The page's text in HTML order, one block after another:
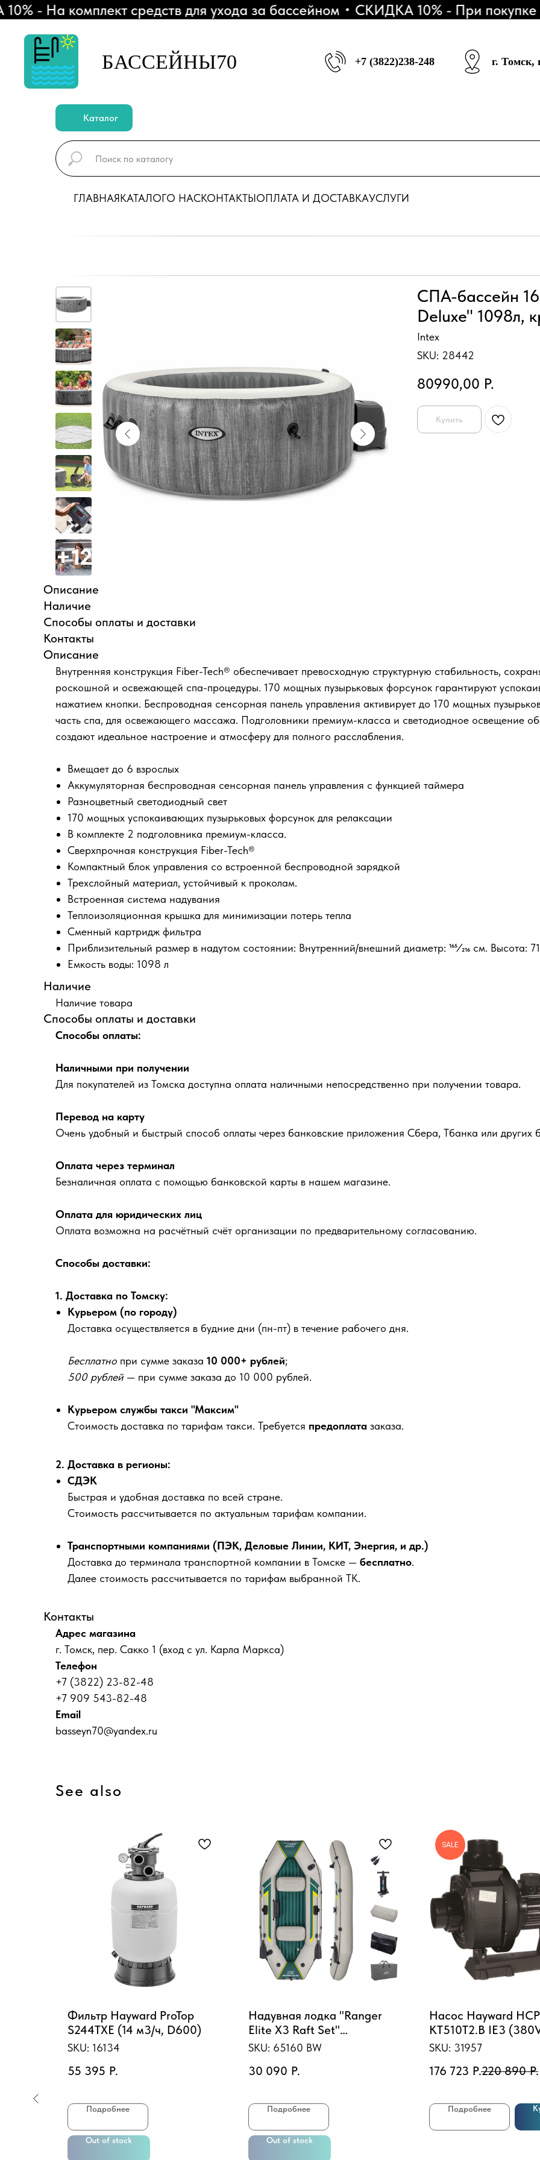
На комплект средств для ухода за бассейном СКИДКА 10% - При покупке 3
БАССЕЙНЫ70 +7 (3822)238-248 г. Томск,
Каталог
ГЛАВНАЯКАТАЛОГО НАСКОНТАКТЫОПЛАТА И ДОСТАВКАУСЛУГИ
СПА-бассейн
Deluxe" 1098л,
Intex
SKU: 28442
80990,00 Р.
Купить
Описание
Наличие
Способы оплаты и доставки
Контакты
Описание
Внутренняя конструкция Fiber-Tech® обеспечивает превосходную структурную стабильность,
роскошной и освежающей спа-процедуры. 170 мощных пузырьковых форсунок гарантируют
нажатием кнопки. Беспроводная сенсорная панель управления активирует до 170 мощных
часть спа, для освежающего массажа. Подголовники премиум-класса и светодиодное освещение
создают идеальное настроение и атмосферу для полного расслабления.
Вмещает до 6 взрослых
Аккумуляторная беспроводная сенсорная панель управления с функцией таймера
Разноцветный светодиодный свет
170 мощных успокаивающих пузырьковых форсунок для релаксации
В комплекте 2 подголовника премиум-класса.
Сверхпрочная конструкция Fiber-Tech®
Компактный блок управления со встроенной беспроводной зарядкой
Трехслойный материал, устойчивый к проколам.
Встроенная система надувания
Теплоизоляционная крышка для минимизации потерь тепла
Сменный картридж фильтра
Приблизительный размер в надутом состоянии: Внутренний/внешний диаметр: 165⁄216 см. Высота:
Емкость воды: 1098 л
Наличие
Наличие товара
Способы оплаты и доставки
Способы оплаты:
Наличными при получении
Для покупателей из Томска доступна оплата наличными непосредственно при получении товара.
Перевод на карту
Очень удобный и быстрый способ оплаты через банковские приложения Сбера, Тбанка или других
Оплата через терминал
Безналичная оплата с помощью банковской карты в нашем магазине.
Оплата для юридических лиц
Оплата возможна на расчётный счёт организации по предварительному согласованию.
Способы доставки:
1. Доставка по Томску:
Курьером (по городу)
Доставка осуществляется в будние дни (пн-пт) в течение рабочего дня.
Бесплатно при сумме заказа 10 000+ рублей;
500 рублей — при сумме заказа до 10 000 рублей.
Курьером службы такси "Максим"
Стоимость доставка по тарифам такси. Требуется предоплата заказа.
2. Доставка в регионы:
СДЭК
Быстрая и удобная доставка по всей стране.
Стоимость рассчитывается по актуальным тарифам компании.
Транспортными компаниями (ПЭК, Деловые Линии, КИТ, Энергия, и др.)
Доставка до терминала транспортной компании в Томске — бесплатно.
Далее стоимость рассчитывается по тарифам выбранной ТК.
Контакты
Адрес магазина
г. Томск, пер. Сакко 1 (вход с ул. Карла Маркса)
Телефон
+7 (3822) 23-82-48
+7 909 543-82-48
Email
basseyn70@yandex.ru
See also
Фильтр Hayward ProTop
S244TХЕ (14 м3/ч, D600)
SKU: 16134
55 395 Р.
Подробнее
Out of stock
Надувная лодка "Ranger
Elite X3 Raft Set"
295х130х46см, вёсла 152см,
SKU: 65160 BW
30 090 Р.
Подробнее
Out of stock
SALE
Насос Hayward
KT510T2.B IE3
70m3/h*12m,
SKU: 31957
176 723 Р.220 890 Р.
Подробнее